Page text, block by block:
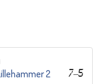
7–5
2